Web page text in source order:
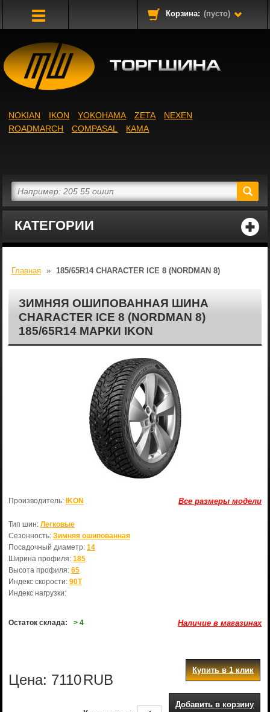
Корзина: (пусто)
КАТЕГОРИИ
NOKIAN IKON YOKOHAMA ZETA
NEXEN
ROADMARCH
COMPASAL КАМА
Главная » 185/65R14 CHARACTER ICE 8 (NORDMAN 8)
ЗИМНЯЯ ОШИПОВАННАЯ ШИНА
CHARACTER ICE 8 (NORDMAN 8)
185/65R14 МАРКИ IKON
Все размеры модели
Производитель: IKON
Тип шин: Легковые
Сезонность: Зимняя ошипованная
Посадочный диаметр: 14
Ширина профиля: 185
Высота профиля: 65
Индекс скорости: 90T
Индекс нагрузки:
Остаток склада: > 4 Наличие в магазинах
Цена: 7110RUB
Купить в 1 клик
Добавить в корзину